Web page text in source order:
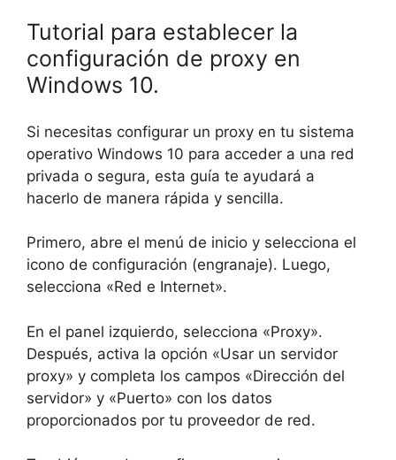
Tutorial para establecer la
configuración de proxy en
Windows 10.
Si necesitas configurar un proxy en tu sistema
operativo Windows 10 para acceder a una red
privada o segura, esta guía te ayudará a
hacerlo de manera rápida y sencilla.
Primero, abre el menú de inicio y selecciona el
icono de configuración (engranaje). Luego,
selecciona «Red e Internet».
En el panel izquierdo, selecciona «Proxy».
Después, activa la opción «Usar un servidor
proxy» y completa los campos «Dirección del
servidor» y «Puerto» con los datos
proporcionados por tu proveedor de red.